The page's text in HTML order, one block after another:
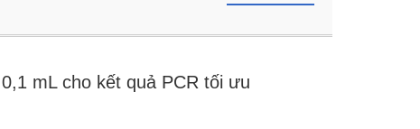
mL cho kết quả PCR tối ưu